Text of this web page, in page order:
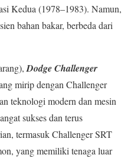
Kedua (1978–1983). Namun,
bahan bakar, berbeda dari
Dodge Challenger
mirip dengan Challenger
teknologi modern dan mesin
sukses dan terus
termasuk Challenger SRT
yang memiliki tenaga luar